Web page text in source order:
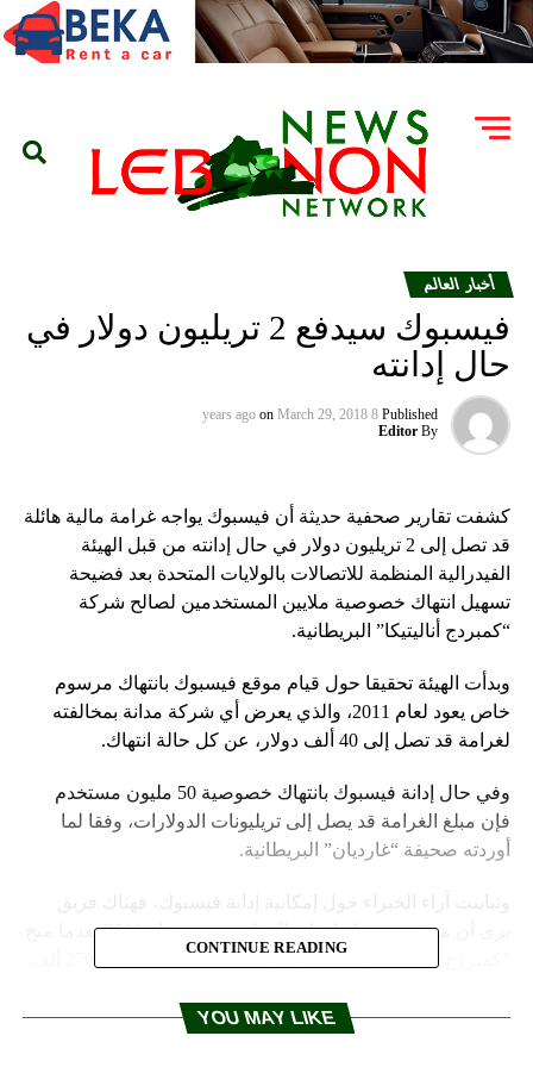
أخبار العالم
فيسبوك سيدفع 2 تريليون دولار في
حال إدانته
Published
8 years ago
on March 29, 2018
By
Editor
كشفت تقارير صحفية حديثة أن فيسبوك يواجه غرامة مالية هائلة
قد تصل إلى 2 تريليون دولار في حال إدانته من قبل الهيئة
الفيدرالية المنظمة للاتصالات بالولايات المتحدة بعد فضيحة
تسهيل انتهاك خصوصية ملايين المستخدمين لصالح شركة
“كمبردج أناليتيكا” البريطانية.
وبدأت الهيئة تحقيقا حول قيام موقع فيسبوك بانتهاك مرسوم
خاص يعود لعام 2011، والذي يعرض أي شركة مدانة بمخالفته
لغرامة قد تصل إلى 40 ألف دولار، عن كل حالة انتهاك.
وفي حال إدانة فيسبوك بانتهاك خصوصية 50 مليون مستخدم
فإن مبلغ الغرامة قد يصل إلى تريليونات الدولارات، وفقا لما
أوردته صحيفة “غارديان” البريطانية.
وتباينت آراء الخبراء حول إمكانية إدانة فيسبوك، فهناك فريق
يرى أن موقع فيسبوك انتهك بالفعل مرسوم عام 2011 بعدما منح
فيما يرى آخرون أن إدانة فيسبوك صعبة خصوصا أن المرسوم
CONTINUE READING
YOU MAY LIKE